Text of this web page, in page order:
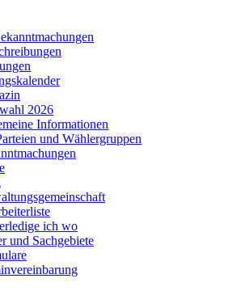
2026
Informationen
und Wählergruppen
ich wo
und Sachgebiete